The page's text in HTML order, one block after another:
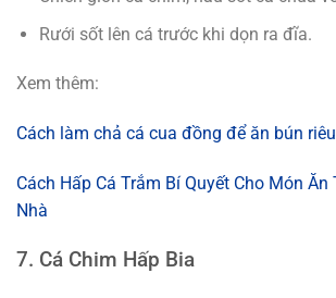
Rưới sốt lên cá trước khi dọn ra đĩa.
Xem thêm:
Cách làm chả cá cua đồng để ăn bún
Cách Hấp Cá Trắm Bí Quyết Cho Món
Nhà
7. Cá Chim Hấp Bia